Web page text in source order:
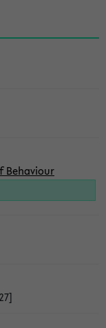
Behaviour